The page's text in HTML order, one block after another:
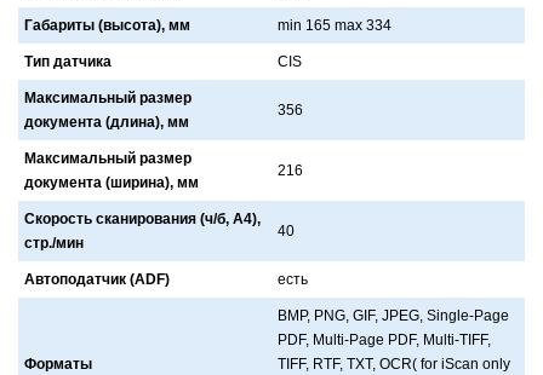
Габариты (высота), мм min 165 max 334
Тип датчика CIS
Максимальный размер
документа (длина), мм
356
Максимальный размер
документа (ширина), мм
216
Скорость сканирования (ч/б, А4),
стр./мин
40
Автоподатчик (ADF) есть
Форматы
BMP, PNG, GIF, JPEG, Single-Page
PDF, Multi-Page PDF, Multi-TIFF,
TIFF, RTF, TXT, OCR( for iScan only